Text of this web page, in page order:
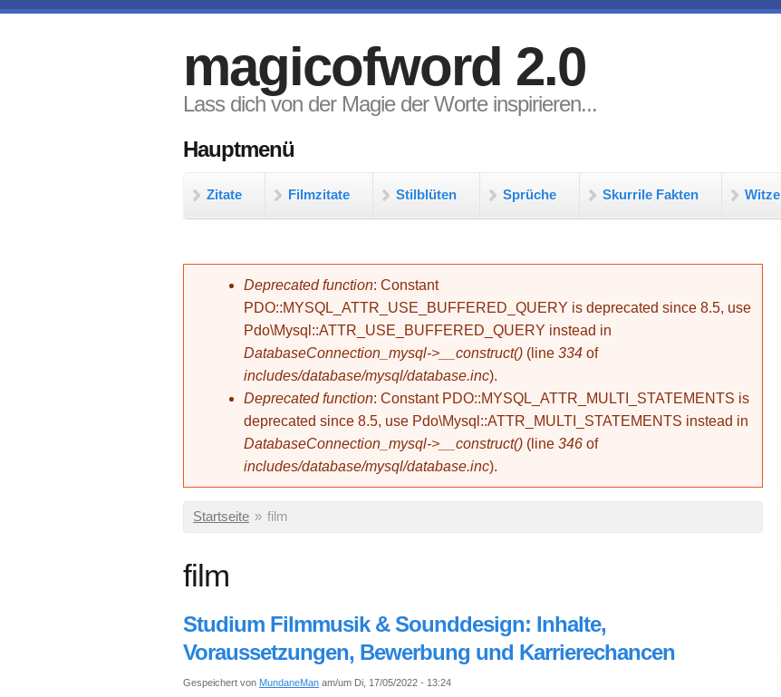
magicofword 2.0
Lass dich von der Magie der Worte inspirieren...
Hauptmenü
Zitate Filmzitate Stilblüten Sprüche Skurrile Fakten Witze
Fehlermeldung
Deprecated function: Constant
PDO::MYSQL_ATTR_USE_BUFFERED_QUERY is deprecated since 8.5, use
Pdo\Mysql::ATTR_USE_BUFFERED_QUERY instead in
DatabaseConnection_mysql->__construct() (line 334 of
includes/database/mysql/database.inc).
Deprecated function: Constant PDO::MYSQL_ATTR_MULTI_STATEMENTS is
deprecated since 8.5, use Pdo\Mysql::ATTR_MULTI_STATEMENTS instead in
DatabaseConnection_mysql->__construct() (line 346 of
includes/database/mysql/database.inc).
Sie sind hier
Startseite » film
film
Studium Filmmusik & Sounddesign: Inhalte,
Voraussetzungen, Bewerbung und Karrierechancen
Gespeichert von MundaneMan am/um Di, 17/05/2022 - 13:24